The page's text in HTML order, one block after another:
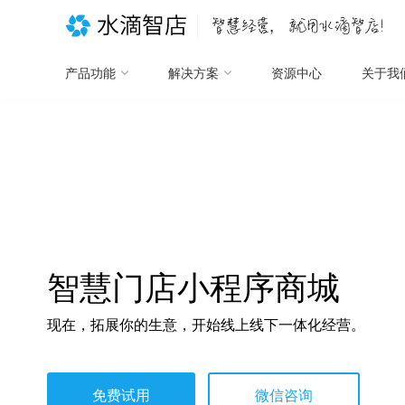
产品功能 解决方案 资源中心 关于我
智慧门店小程序商城
现在，拓展你的生意，开始线上线下一体化经营。
免费试用 微信咨询